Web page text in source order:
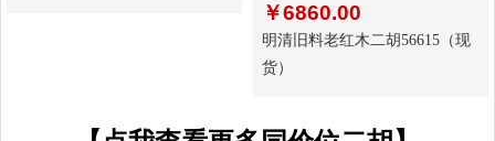
￥6860.00
明清旧料老红木二胡56615（现
货）